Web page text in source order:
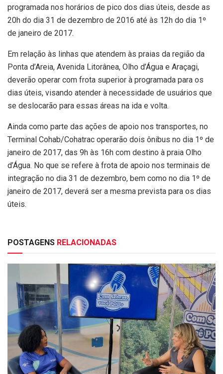
programada nos horários de pico dos dias úteis, desde as
20h do dia 31 de dezembro de 2016 até às 12h do dia 1º
de janeiro de 2017.
Em relação às linhas que atendem às praias da região da
Ponta d’Areia, Avenida Litorânea, Olho d’Água e Araçagi,
deverão operar com frota superior à programada para os
dias úteis, visando atender à necessidade de usuários que
se deslocarão para essas áreas na ida e volta.
Ainda como parte das ações de apoio nos transportes, no
Terminal Cohab/Cohatrac operarão dois ônibus no dia 1º de
janeiro de 2017, das 9h às 16h com destino à praia Olho
d’Água. No que se refere à frota de apoio nos terminais de
integração no dia 31 de dezembro, bem como no dia 1º de
janeiro de 2017, deverá ser a mesma prevista para os dias
úteis.
POSTAGENS RELACIONADAS